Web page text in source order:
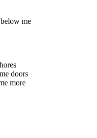
me
doors
more